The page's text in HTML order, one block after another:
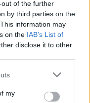
of the further
by third parties on the
information may
on the IAB’s List of
disclose it to other
my